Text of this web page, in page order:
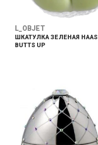
L_OBJET
ШКАТУЛКА ЗЕЛЕНАЯ HAAS
BUTTS UP